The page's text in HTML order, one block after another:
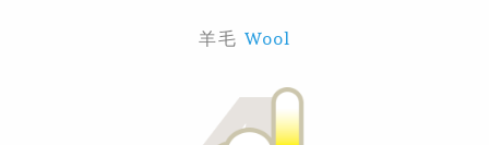
羊毛 Wool